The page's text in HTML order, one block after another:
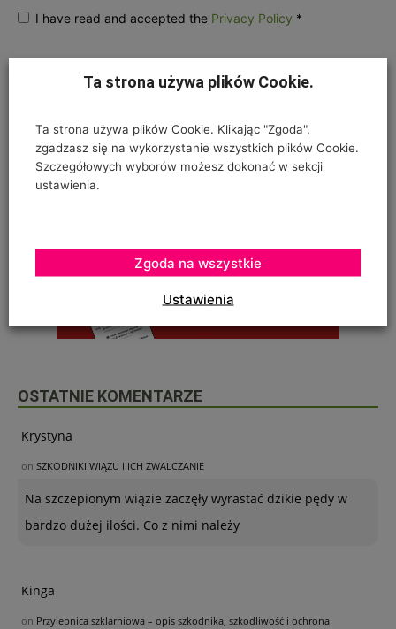
I have read and accepted the Privacy Policy *
OSTATNIE KOMENTARZE
Krystyna
on SZKODNIKI WIĄZU I ICH ZWALCZANIE
Na szczepionym wiązie zaczęły wyrastać dzikie pędy w
bardzo dużej ilości. Co z nimi należy
Kinga
on Przylepnica szklarniowa – opis szkodnika, szkodliwość i ochrona
Ta strona używa plików Cookie.
Ta strona używa plików Cookie. Klikając "Zgoda",
zgadzasz się na wykorzystanie wszystkich plików Cookie.
Szczegółowych wyborów możesz dokonać w sekcji
ustawienia.
Ustawienia
Zgoda na wszystkie